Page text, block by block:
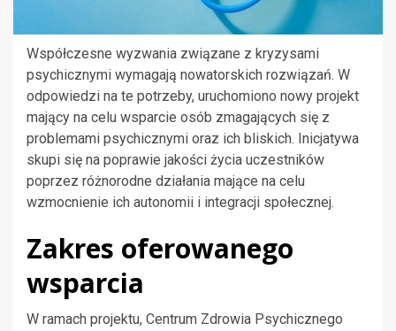
Współczesne wyzwania związane z kryzysami
psychicznymi wymagają nowatorskich rozwiązań. W
odpowiedzi na te potrzeby, uruchomiono nowy projekt
mający na celu wsparcie osób zmagających się z
problemami psychicznymi oraz ich bliskich. Inicjatywa
skupi się na poprawie jakości życia uczestników
poprzez różnorodne działania mające na celu
wzmocnienie ich autonomii i integracji społecznej.
Zakres oferowanego
wsparcia
W ramach projektu, Centrum Zdrowia Psychicznego